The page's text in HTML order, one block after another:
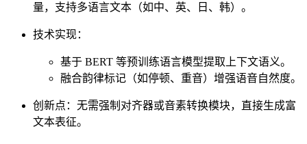
量，支持多语言文本（如中、英、日、韩）。
​​技术实现​​：
基于 BERT 等预训练语言模型提取上下文语义。
融合韵律标记（如停顿、重音）增强语音自然度。
​​创新点​​：无需强制对齐器或音素转换模块，直接生成富
文本表征。